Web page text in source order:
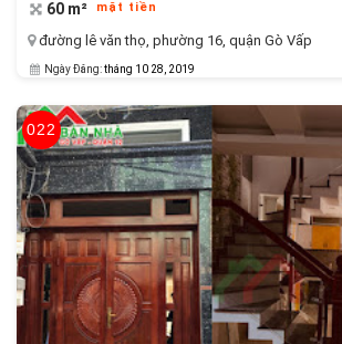
60 m² mặt tiền
đường lê văn thọ phường 16 quận Gò Vấp
Ngày Đăng:tháng 10 28, 2019
022